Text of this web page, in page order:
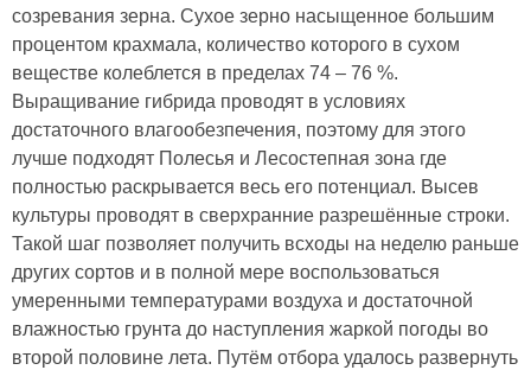
созревания зерна. Сухое зерно насыщенное большим
процентом крахмала, количество которого в сухом
веществе колеблется в пределах 74 – 76 %.
Выращивание гибрида проводят в условиях
достаточного влагообезпечения, поэтому для этого
лучше подходят Полесья и Лесостепная зона где
полностью раскрывается весь его потенциал. Высев
культуры проводят в сверхранние разрешённые строки.
Такой шаг позволяет получить всходы на неделю раньше
других сортов и в полной мере воспользоваться
умеренными температурами воздуха и достаточной
влажностью грунта до наступления жаркой погоды во
второй половине лета. Путём отбора удалось развернуть